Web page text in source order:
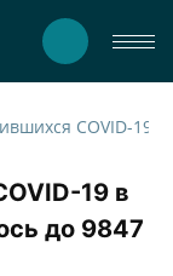
19 в
до 9847